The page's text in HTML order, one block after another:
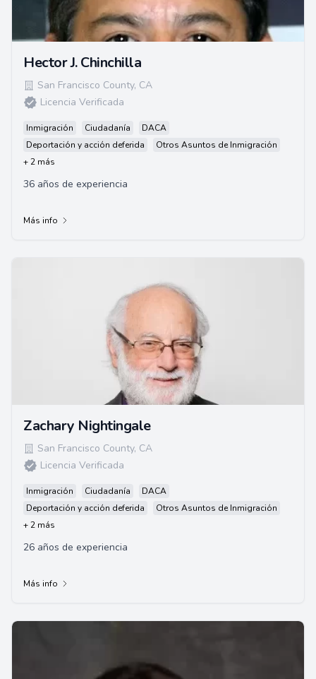
Hector J. Chinchilla
San Francisco County, CA
Licencia Verificada
Inmigración Ciudadanía
DACA
Deportación y acción deferida
Otros Asuntos de Inmigración
+ 2 más
36 años de experiencia
Más info
Zachary Nightingale
San Francisco County, CA
Licencia Verificada
Inmigración Ciudadanía
DACA
Deportación y acción deferida
Otros Asuntos de Inmigración
+ 2 más
26 años de experiencia
Más info